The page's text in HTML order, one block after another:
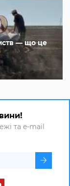
— що це
та e-mail